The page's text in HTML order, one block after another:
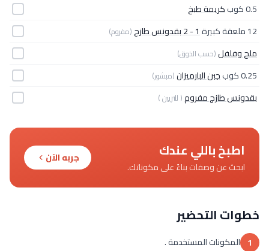
0.5 كوب
كريمة طبخ
12 ملعقة كبيرة
1 - 2 بقدونس طازج (مفروم)
ملح وفلفل(حسب الذوق)
0.25 كوب جبن البارميزان(مبشور)
بقدونس طازج مفروم( للتزيين )
اطبخ باللي عندك
ابحث عن وصفات بناءً على مكوناتك.
جربه الآن
خطوات التحضير
1 المكونات المستخدمة .